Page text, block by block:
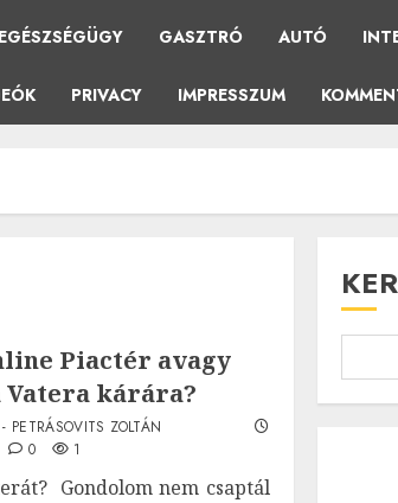
EGÉSZSÉGÜGY GASZTRÓ AUTÓ
PRIVACY IMPRESSZUM
Piactér avagy
kárára?
PETRÁSOVITS ZOLTÁN
0 1
Gondolom nem csaptál